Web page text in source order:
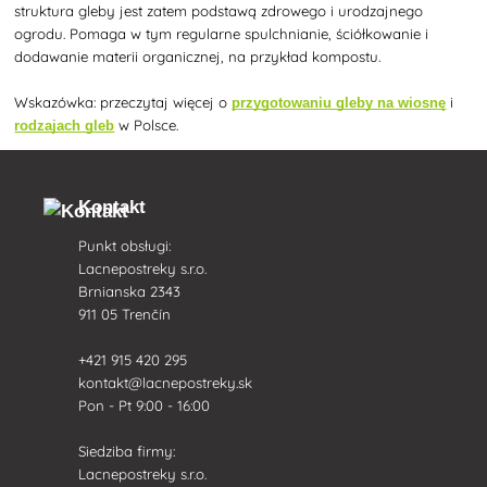
struktura gleby jest zatem podstawą zdrowego i urodzajnego
ogrodu. Pomaga w tym regularne spulchnianie, ściółkowanie i
dodawanie materii organicznej, na przykład kompostu.
Wskazówka: przeczytaj więcej oprzygotowaniu gleby na wiosnę i
rodzajach gleb w Polsce.
Kontakt
Punkt obsługi:
Lacnepostreky s.r.o.
Brnianska 2343
911 05 Trenčín
+421 915 420 295
kontakt@lacnepostreky.sk
Pon - Pt 9:00 - 16:00
Siedziba firmy:
Lacnepostreky s.r.o.